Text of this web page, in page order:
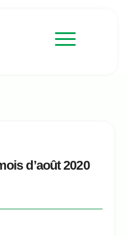
d’août 2020